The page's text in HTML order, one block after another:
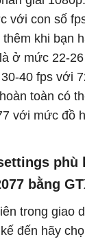
với con số
khi bạn
ở mức 22-
40 fps với
toàn có
với mức đồ
phù
bằng
trong giao
đến hãy